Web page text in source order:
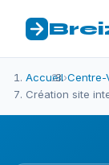
Accueil›Centre-
Création site